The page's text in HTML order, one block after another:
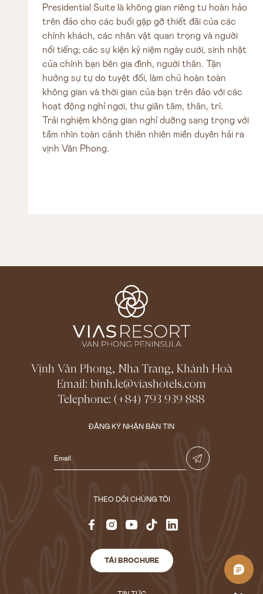
Presidential Suite là không gian riêng tư hoàn hảo
trên đảo cho các buổi gặp gỡ thiết đãi của các
chính khách, các nhân vật quan trọng và người
nổi tiếng; các sự kiện kỷ niệm ngày cưới, sinh nhật
của chính bạn bên gia đình, người thân. Tận
hưởng sự tự do tuyệt đối, làm chủ hoàn toàn
không gian và thời gian của bạn trên đảo với các
hoạt động nghỉ ngơi, thư giãn tâm, thân, trí.
Trải nghiệm không gian nghỉ dưỡng sang trọng với
tầm nhìn toàn cảnh thiên nhiên miền duyên hải ra
vịnh Vân Phong.
Vịnh Vân Phong, Nha Trang, Khánh Hoà
Email: binh.le@viashotels.com
Telephone: (+84) 793 939 888
ĐĂNG KÝ NHẬN BẢN TIN
THEO DÕI CHÚNG TÔI
TẢI BROCHURE